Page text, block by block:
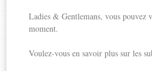
Ladies & Gentlemans, vous pouvez
moment.
Voulez-vous en savoir plus sur les